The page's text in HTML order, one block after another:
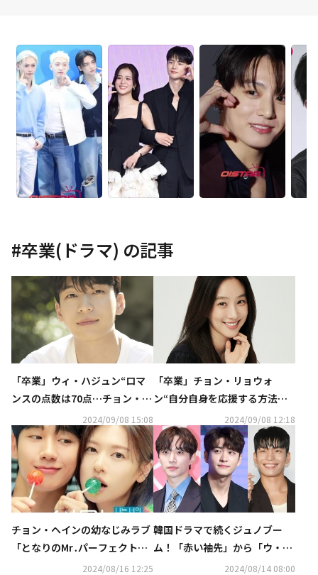
#卒業(ドラマ) の記事
「卒業」ウィ・ハジュン“ロマ
ンスの点数は70点…チョン・リ
ョウォン姉さんとは相性が良か
った”
2024/09/08 15:08
「卒業」チョン・リョウォ
ン“自分自身を応援する方法を
学んだ”【ネタバレあり】
2024/09/08 12:18
チョン・ヘインの幼なじみラブ
「となりのMr․パーフェクト」
も！この夏必見の韓国ドラマを
2024/08/16 12:25
韓国ドラマで続くジュノブー
ム！「赤い袖先」から「ウ・ヨ
ンウ弁護士は天才肌」まで、魅
2024/08/14 08:00